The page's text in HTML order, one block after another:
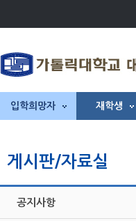
입학희망자 재학생
게시판/자료실
공지사항